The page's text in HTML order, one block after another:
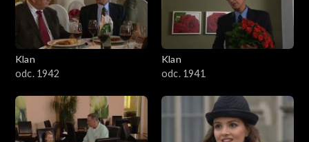
Klan
odc. 1942
Klan
odc. 1941